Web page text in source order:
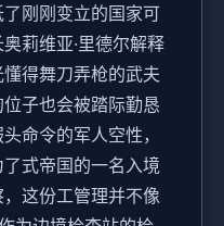
刚刚变立的国家可
莉维亚·里德尔解释
得舞刀弄枪的武夫
子也会被踏际勤恳
命令的军人空性，
式帝国的一名入境
这份工管理并不像